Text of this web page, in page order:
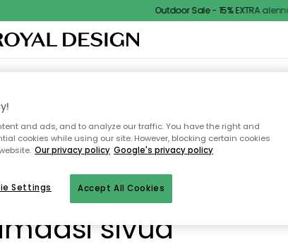
Outdoor Sale - 15% EXTRA
& MATOTKEITTIÖSÄILYTYSULKOKALUSTEET
löydä
sivua
and ads, and to analyze our traffic. You have the right and
cookies while using our site. However, blocking certain cookies
Our privacy policy Google's privacy policy
Accept All Cookies
Settings